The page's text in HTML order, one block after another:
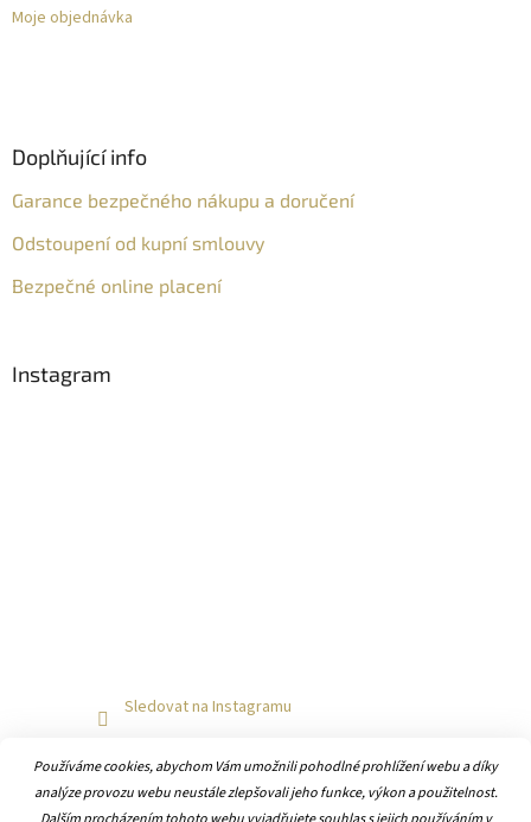
Používáme cookies, abychom Vám umožnili pohodlné prohlížení webu a díky
analýze provozu webu neustále zlepšovali jeho funkce, výkon a použitelnost.
Moje objednávka
Doplňující info
Garance bezpečného nákupu a doručení
Odstoupení od kupní smlouvy
Bezpečné online placení
Instagram
Sledovat na Instagramu